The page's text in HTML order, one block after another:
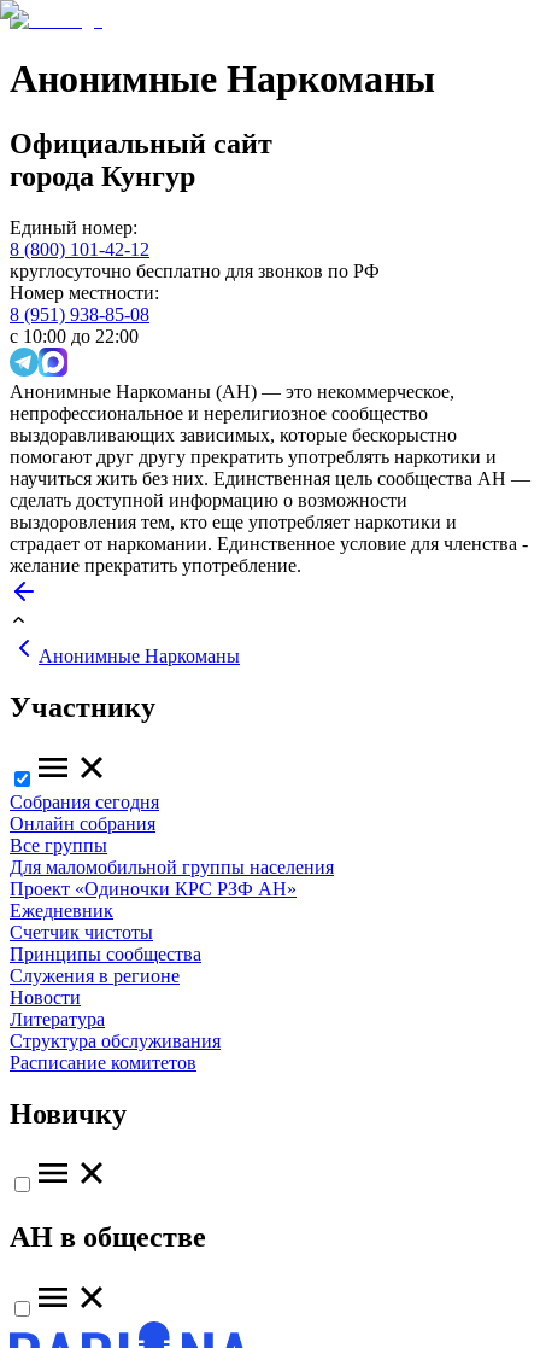
Анонимные Наркоманы
Официальный сайт
города Кунгур
Единый номер:
8 (800) 101-42-12
круглосуточно бесплатно для звонков по РФ
Номер местности:
8 (951) 938-85-08
с 10:00 до 22:00
Анонимные Наркоманы (АН) — это некоммерческое,
непрофессиональное и нерелигиозное сообщество
выздоравливающих зависимых, которые бескорыстно
помогают друг другу прекратить употреблять наркотики и
научиться жить без них. Единственная цель сообщества АН —
сделать доступной информацию о возможности
выздоровления тем, кто еще употребляет наркотики и
страдает от наркомании. Единственное условие для членства -
желание прекратить употребление.
Анонимные Наркоманы
Участнику
Собрания сегодня
Онлайн собрания
Все группы
Для маломобильной группы населения
Проект «Одиночки КРС РЗФ АН»
Ежедневник
Счетчик чистоты
Принципы сообщества
Служения в регионе
Новости
Литература
Структура обслуживания
Расписание комитетов
Новичку
АН в обществе